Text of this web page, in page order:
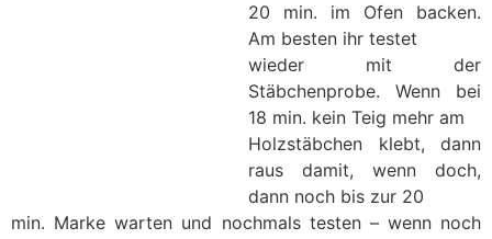
20 min. im Ofen backen.
Am besten ihr testet
wieder mit der
Stäbchenprobe. Wenn bei
18 min. kein Teig mehr am
Holzstäbchen klebt, dann
raus damit, wenn doch,
dann noch bis zur 20
min. Marke warten und nochmals testen – wenn noch